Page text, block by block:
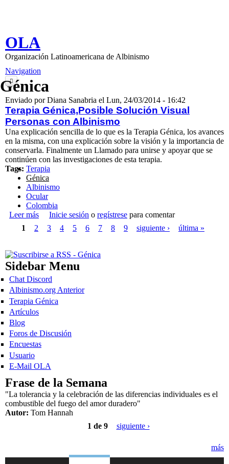
OLA
Organización Latinoamericana de Albinismo
Navigation
Inicio
Nosotros
Información
Contenido
Libro de Visitas
Contacto
Inicio de sesión
Génica
Enviado porDiana Sanabria el Lun, 24/03/2014 - 16:42
Terapia Génica,Posible Solución Visual
Personas con Albinismo
Una explicación sencilla de lo que es la Terapia Génica, los avances
en la misma, con una explicación sobre la visión y la importancia de
conservarla. Finalmente un Llamado para unirse y apoyar que se
continúen con las investigaciones de esta terapia.
Tags: Terapia
Génica
Albinismo
Ocular
Colombia
Leer más sobre Terapia Génica,Posible Solución Visual Personas
con Albinismo
Inicie sesión o regístrese para comentar
Páginas
1 2 3 4 5 6 7 8 9 siguiente › última »
Sidebar Menu
Chat Discord
Albinismo.org Anterior
Terapia Génica
Artículos
Blog
Foros de Discusión
Encuestas
Usuario
E-Mail OLA
Frase de la Semana
"La tolerancia y la celebración de las diferencias individuales es el
combustible del fuego del amor duradero"
Autor: Tom Hannah
1 de 9
siguiente ›
más